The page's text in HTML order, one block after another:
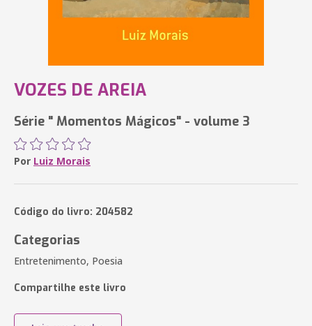
VOZES DE AREIA
Série " Momentos Mágicos" - volume 3
Por Luiz Morais
Código do livro: 204582
Categorias
Entretenimento, Poesia
Compartilhe este livro